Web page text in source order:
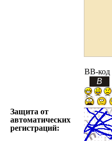
BB-код
Защита от
автоматических
регистраций: